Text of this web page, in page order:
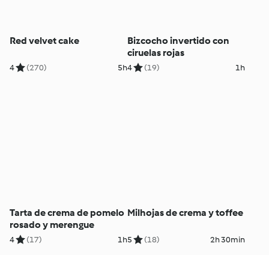
Red velvet cake
4 (270) 5h
Bizcocho invertido con
ciruelas rojas
4 (19) 1h
Tarta de crema de pomelo
rosado y merengue
4 (17) 1h
Milhojas de crema y toffee
5 (18) 2h 30min